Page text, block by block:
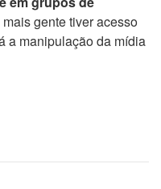
mais gente tiver acesso
a manipulação da mídia